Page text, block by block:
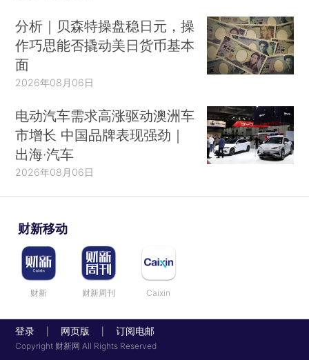
分析｜贝森特操盘稳日元，操
作巧思能否撬动美日货币基本
面
2026年08月06日
电动汽车需求高涨驱动澳洲车
市增长 中国品牌表现强劲｜
出海·汽车
2026年08月06日
财新移动
财新 财新周刊 Caixin
登录 网页版 订阅电邮
Copyright 财新网 All Rights Reserved